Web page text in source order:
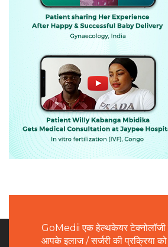
GoMedii एक हेल्थकेयर टेक्नोलॉजी
आपके इलाज / सर्जरी की प्रक्रिया